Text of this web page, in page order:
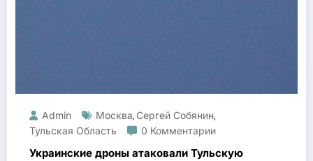
Admin Москва, Сергей Собянин,
Тульская Область
0 Комментарии
Украинские дроны атаковали Тульскую